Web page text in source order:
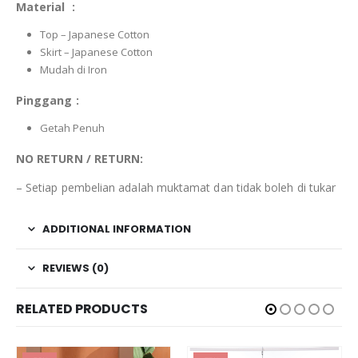
Material :
Top – Japanese Cotton
Skirt – Japanese Cotton
Mudah di Iron
Pinggang :
Getah Penuh
NO RETURN / RETURN:
– Setiap pembelian adalah muktamat dan tidak boleh di tukar
ADDITIONAL INFORMATION
REVIEWS (0)
RELATED PRODUCTS